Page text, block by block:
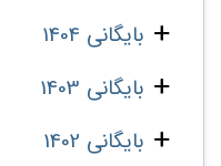
بایگانی 1404
بایگانی 1403
بایگانی 1402